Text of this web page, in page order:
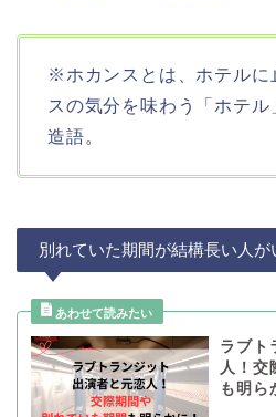
※ホカンスとは、ホテルに
スの気分を味わう「ホテ
造語。
別れていた期間が結構長い人が
ラブト
人！交
も明ら